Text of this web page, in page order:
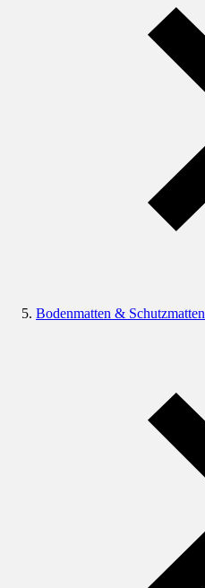
Bodenmatten & Schutzmatten